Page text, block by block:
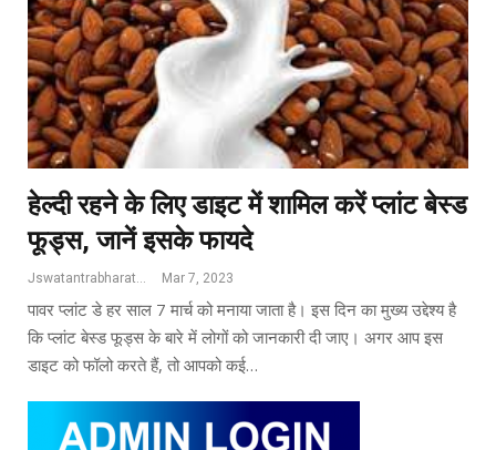
हेल्दी रहने के लिए डाइट में शामिल करें प्लांट बेस्ड
फूड्स, जानें इसके फायदे
Mar 7, 2023
पावर प्लांट डे हर साल 7 मार्च को मनाया जाता है। इस दिन का मुख्य उद्देश्य है
कि प्लांट बेस्ड फूड्स के बारे में लोगों को जानकारी दी जाए। अगर आप इस
डाइट को फॉलो करते हैं, तो आपको कई…